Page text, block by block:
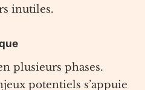
inutiles.
plusieurs phases.
potentiels s’appuie